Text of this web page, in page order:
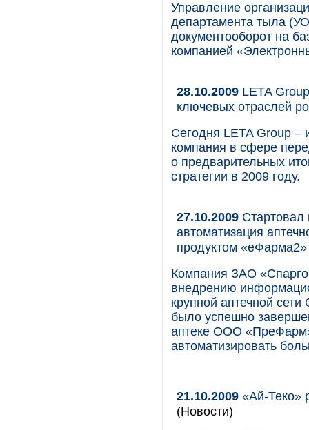
Управление
департамента тыла
документооборот на
компанией
28.10.2009 LETA
ключевых отраслей
Сегодня LETA Group
компания в сфере
о предварительных
стратегии в 2009 году.
27.10.2009 Стартовал
автоматизация
продуктом «еФарма2»
Компания ЗАО «Спарго
внедрению
крупной аптечной
было успешно
аптеке ООО
автоматизировать
21.10.2009 «Ай-Теко»
(Новости)